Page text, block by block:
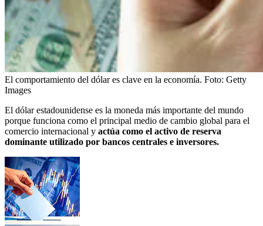
El comportamiento del dólar es clave en la economía. Foto: Getty
Images
El dólar estadounidense es la moneda más importante del mundo
porque funciona como el principal medio de cambio global para el
comercio internacional y actúa como el activo de reserva
dominante utilizado por bancos centrales e inversores.